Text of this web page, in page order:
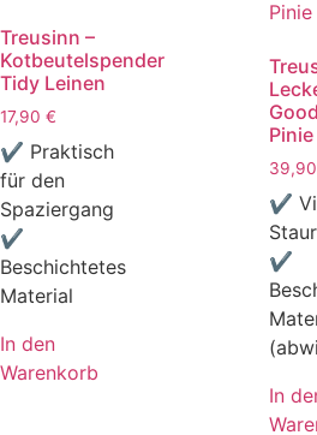
Treusinn –
Kotbeutelspender
Tidy Leinen
17,90 €
✔ Praktisch
für den
Spaziergang
✔
Beschichtetes
Material
In den
Warenkorb
Pinie
39,90
✔
✔
In